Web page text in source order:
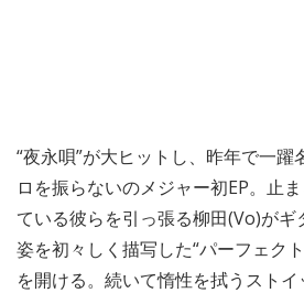
“夜永唄”が大ヒットし、昨年で一躍
ロを振らないのメジャー初EP。止
ている彼らを引っ張る柳田(Vo)が
姿を初々しく描写した“パーフェク
を開ける。続いて惰性を拭うスト